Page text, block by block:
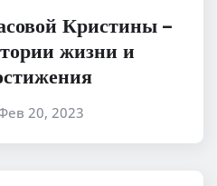
Кристины –
жизни и
20, 2023